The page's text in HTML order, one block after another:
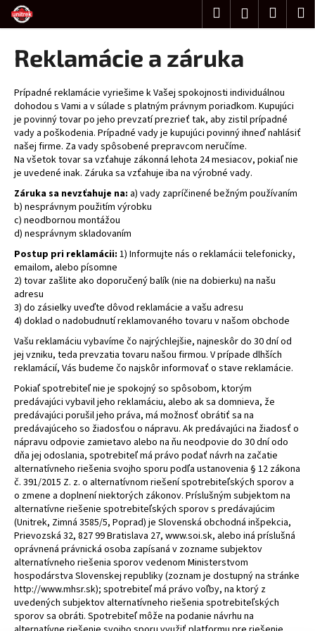
Prejsť
obsah
Hľadať Prihlásenie
Reklamácie a záruka
Prípadné reklamácie vyriešime k Vašej spokojnosti individuálnou
dohodou s Vami a v súlade s platným právnym poriadkom. Kupujúci
je povinný tovar po jeho prevzatí prezrieť tak, aby zistil prípadné
vady a poškodenia. Prípadné vady je kupujúci povinný ihneď nahlásiť
našej firme. Za vady spôsobené prepravcom neručíme.
Na všetok tovar sa vzťahuje zákonná lehota 24 mesiacov, pokiaľ nie
je uvedené inak. Záruka sa vzťahuje iba na výrobné vady.
Záruka sa nevzťahuje na: a) vady zapríčinené bežným používaním
b) nesprávnym použitím výrobku
c) neodbornou montážou
d) nesprávnym skladovaním
Postup pri reklamácii: 1) Informujte nás o reklamácii telefonicky,
emailom, alebo písomne
2) tovar zašlite ako doporučený balík (nie na dobierku) na našu
adresu
3) do zásielky uveďte dôvod reklamácie a vašu adresu
4) doklad o nadobudnutí reklamovaného tovaru v našom obchode
Vašu reklamáciu vybavíme čo najrýchlejšie, najneskôr do 30 dní od
jej vzniku, teda prevzatia tovaru našou firmou. V prípade dlhších
reklamácií, Vás budeme čo najskôr informovať o stave reklamácie.
Pokiaľ spotrebiteľ nie je spokojný so spôsobom, ktorým
predávajúci vybavil jeho reklamáciu, alebo ak sa domnieva, že
predávajúci porušil jeho práva, má možnosť obrátiť sa na
predávajúceho so žiadosťou o nápravu. Ak predávajúci na žiadosť o
nápravu odpovie zamietavo alebo na ňu neodpovie do 30 dní odo
dňa jej odoslania, spotrebiteľ má právo podať návrh na začatie
alternatívneho riešenia svojho sporu podľa ustanovenia § 12 zákona
č. 391/2015 Z. z. o alternatívnom riešení spotrebiteľských sporov a
o zmene a doplnení niektorých zákonov. Príslušným subjektom na
alternatívne riešenie spotrebiteľských sporov s predávajúcim
(Unitrek, Zimná 3585/5, Poprad) je Slovenská obchodná inšpekcia,
Prievozská 32, 827 99 Bratislava 27, www.soi.sk, alebo iná príslušná
oprávnená právnická osoba zapísaná v zozname subjektov
alternatívneho riešenia sporov vedenom Ministerstvom
hospodárstva Slovenskej republiky (zoznam je dostupný na stránke
http://www.mhsr.sk); spotrebiteľ má právo voľby, na ktorý z
uvedených subjektov alternatívneho riešenia spotrebiteľských
sporov sa obráti. Spotrebiteľ môže na podanie návrhu na
o
o
p
o
t
r
e
b
u
j
e
t
e
n
á
j
s
ť
?
HĽADAŤ
O
d
p
o
r
ú